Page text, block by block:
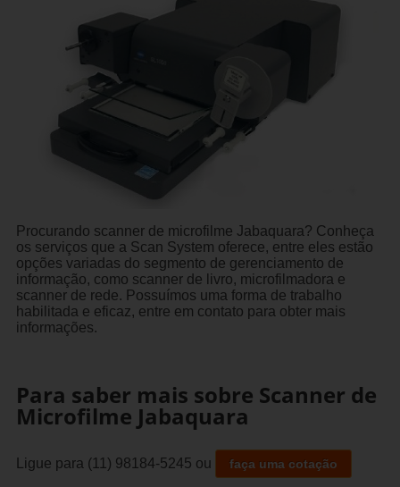
Procurando scanner de microfilme Jabaquara? Conheça
os serviços que a Scan System oferece, entre eles estão
opções variadas do segmento de gerenciamento de
informação, como scanner de livro, microfilmadora e
scanner de rede. Possuímos uma forma de trabalho
habilitada e eficaz, entre em contato para obter mais
informações.
Para saber mais sobre Scanner de
Microfilme Jabaquara
Ligue para (11) 98184-5245 ou faça uma cotação